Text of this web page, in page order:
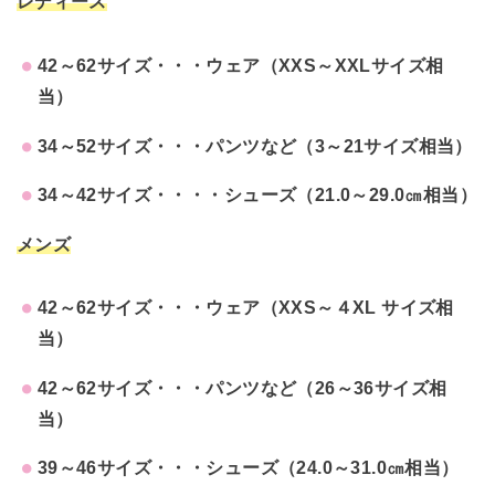
42～62サイズ・・・ウェア（XXS～XXLサイズ相
当）
34～52サイズ・・・パンツなど（3～21サイズ相当）
34～42サイズ・・・・シューズ（21.0～29.0㎝相当）
メンズ
42～62サイズ・・・ウェア（XXS～４XL サイズ相
当）
42～62サイズ・・・パンツなど（26～36サイズ相
当）
39～46サイズ・・・シューズ（24.0～31.0㎝相当）